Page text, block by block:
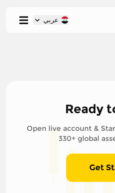
عربي
Ready
Open live account &
330+ global
Get